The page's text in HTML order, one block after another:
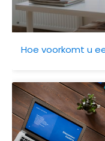
Hoe voorkomt u